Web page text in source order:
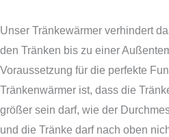
Unser Tränkewärmer verhindert
den Tränken bis zu einer
Voraussetzung für die perfekte
Tränkenwärmer ist, dass die
größer sein darf, wie der
und die Tränke darf nach oben